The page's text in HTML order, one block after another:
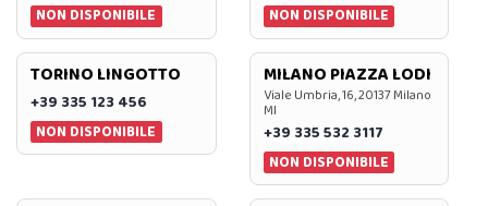
NON DISPONIBILE
NON DISPONIBILE
TORINO LINGOTTO
+39 335 123 456
NON DISPONIBILE
MILANO PIAZZA LODI
Viale Umbria, 16, 20137 Milano
MI
+39 335 532 3117
NON DISPONIBILE